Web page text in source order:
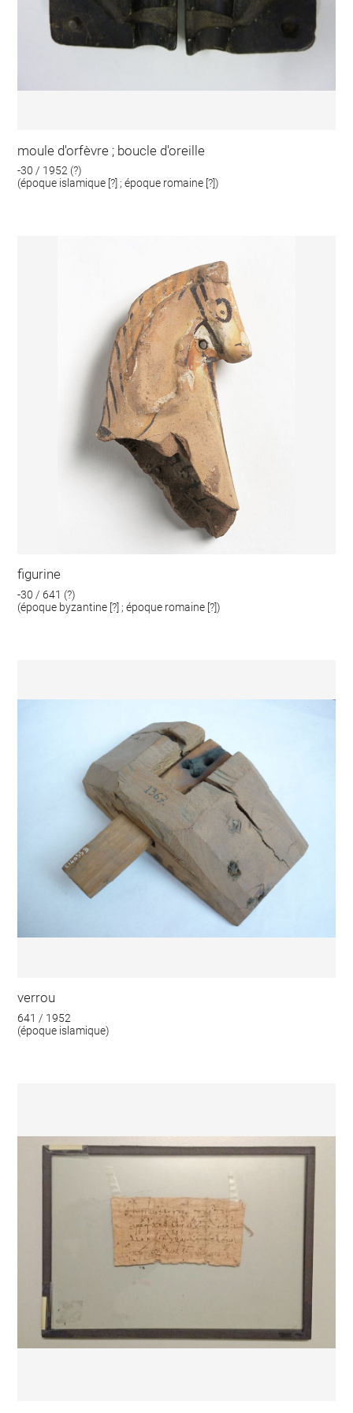
moule d'orfèvre ; boucle d'oreille
-30 / 1952 (?)
(époque islamique [?] ; époque romaine [?])
figurine
-30 / 641 (?)
(époque byzantine [?] ; époque romaine [?])
verrou
641 / 1952
(époque islamique)